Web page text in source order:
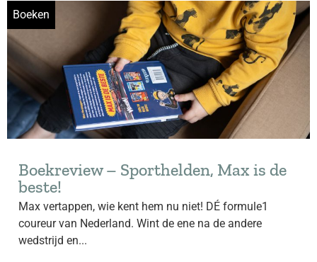
Boeken
Boekreview – Sporthelden, Max is de
beste!
Max vertappen, wie kent hem nu niet! DÉ formule1
coureur van Nederland. Wint de ene na de andere
wedstrijd en...